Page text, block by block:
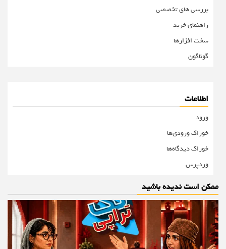
بررسی های تخصصی
راهنمای خرید
سخت افزارها
گوناگون
اطلاعات
ورود
خوراک ورودی‌ها
خوراک دیدگاه‌ها
وردپرس
ممکن است ندیده باشید